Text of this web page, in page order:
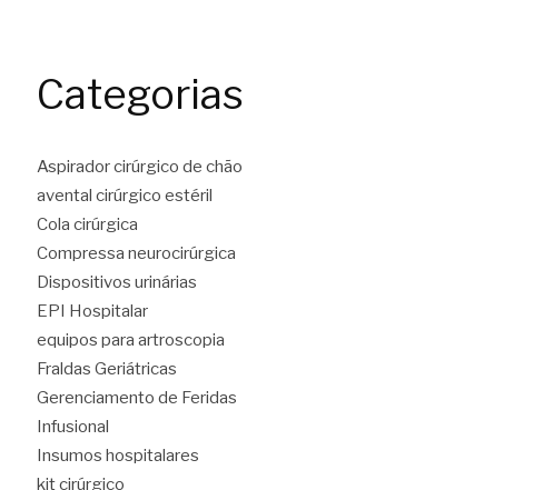
Categorias
Aspirador cirúrgico de chão
avental cirúrgico estéril
Cola cirúrgica
Compressa neurocirúrgica
Dispositivos urinárias
EPI Hospitalar
equipos para artroscopia
Fraldas Geriátricas
Gerenciamento de Feridas
Infusional
Insumos hospitalares
kit cirúrgico